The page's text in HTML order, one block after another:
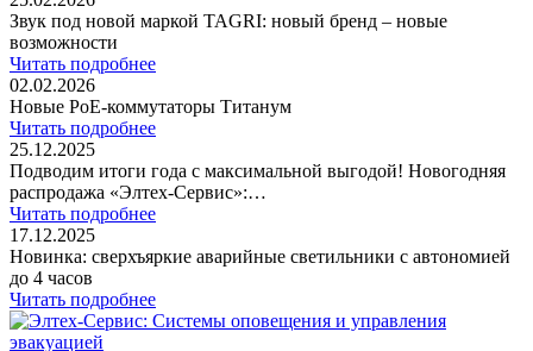
Звук под новой маркой TAGRI: новый бренд – новые
возможности
Читать подробнее
02.02.2026
Новые PoE-коммутаторы Титанум
Читать подробнее
25.12.2025
Подводим итоги года с максимальной выгодой! Новогодняя
распродажа «Элтех-Сервис»:…
Читать подробнее
17.12.2025
Новинка: сверхъяркие аварийные светильники с автономией
до 4 часов
Читать подробнее